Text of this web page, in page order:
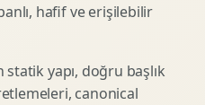
hafif ve erişilebilir
statik yapı, doğru başlık
canonical